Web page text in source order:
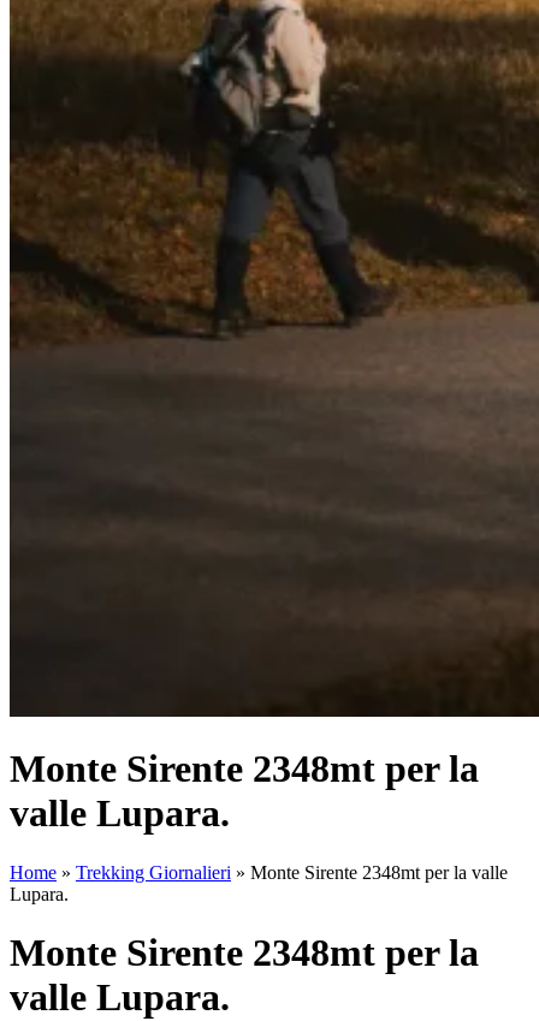
Monte Sirente 2348mt per la
valle Lupara.
Home » Trekking Giornalieri » Monte Sirente 2348mt per la valle
Lupara.
Monte Sirente 2348mt per la
valle Lupara.